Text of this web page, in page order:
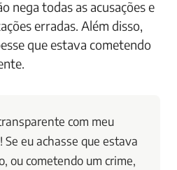
nega todas as acusações e
erradas. Além disso,
que estava cometendo
com meu
Se eu achasse que estava
ou cometendo um crime,